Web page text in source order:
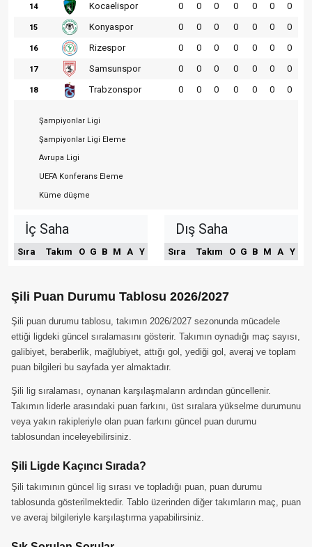
14 Kocaelispor 0 0 0 0 0 0 0
15 Konyaspor 0 0 0 0 0 0 0
16 Rizespor 0 0 0 0 0 0 0
17 Samsunspor 0 0 0 0 0 0 0
18 Trabzonspor 0 0 0 0 0 0 0
Şampiyonlar Ligi
Şampiyonlar Ligi Eleme
Avrupa Ligi
UEFA Konferans Eleme
Küme düşme
İç Saha
Sıra Takım O G B M A Y
Dış Saha
Sıra Takım O G B M A Y
Şili Puan Durumu Tablosu 2026/2027
Şili puan durumu tablosu, takımın 2026/2027 sezonunda mücadele
ettiği ligdeki güncel sıralamasını gösterir. Takımın oynadığı maç sayısı,
galibiyet, beraberlik, mağlubiyet, attığı gol, yediği gol, averaj ve toplam
puan bilgileri bu sayfada yer almaktadır.
Şili lig sıralaması, oynanan karşılaşmaların ardından güncellenir.
Takımın liderle arasındaki puan farkını, üst sıralara yükselme durumunu
veya yakın rakipleriyle olan puan farkını güncel puan durumu
tablosundan inceleyebilirsiniz.
Şili Ligde Kaçıncı Sırada?
Şili takımının güncel lig sırası ve topladığı puan, puan durumu
tablosunda gösterilmektedir. Tablo üzerinden diğer takımların maç, puan
ve averaj bilgileriyle karşılaştırma yapabilirsiniz.